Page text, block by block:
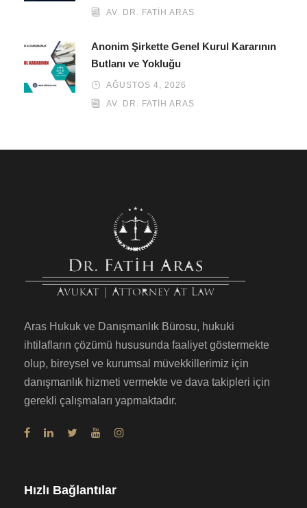
AV. DR. FATIH ARAS
Anonim Şirkette Genel Kurul Kararının
Butlanı ve Yokluğu
AĞUSTOS 4, 2026
AV. DR. FATIH ARAS
Aras Hukuk ve Danışmanlık Bürosu, hukuki
ihtilafların çözümü hususunda faaliyet göstermekte
olup, bireysel ve kurumsal müvekkillerimiz için
danışmanlık hizmeti vermekte ve dava takipleri için
gerekli çalışmaları yapmaktadır.
Hızlı Bağlantılar